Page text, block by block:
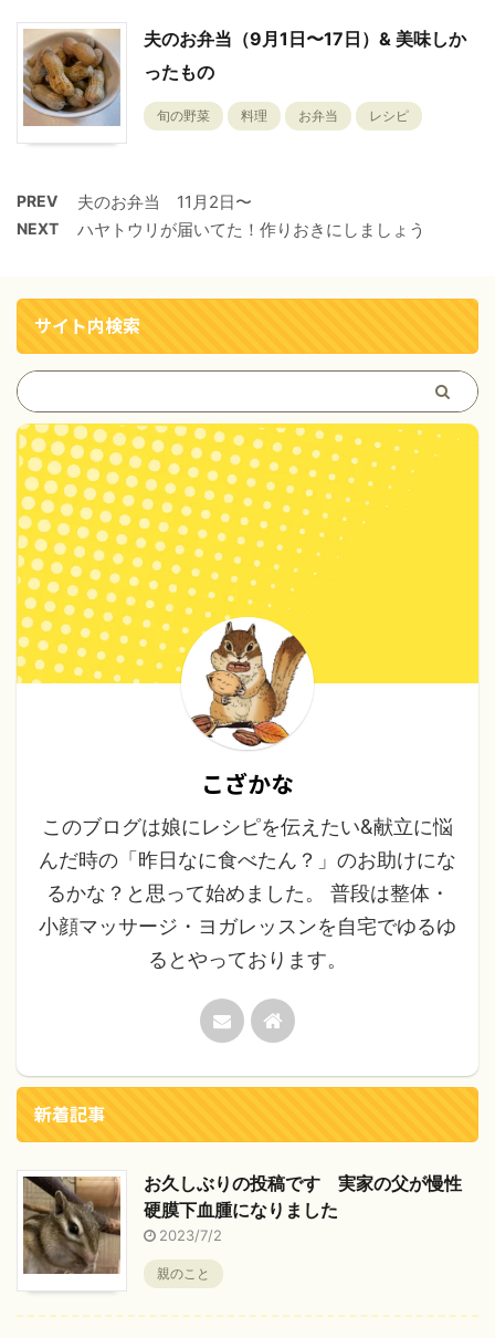
夫のお弁当（9月1日〜17日）& 美味しか
ったもの
旬の野菜 料理 お弁当 レシピ
PREV 夫のお弁当 11月2日〜
NEXT ハヤトウリが届いてた！作りおきにしましょう
サイト内検索
こざかな
このブログは娘にレシピを伝えたい&献立に悩
んだ時の「昨日なに食べたん？」のお助けにな
るかな？と思って始めました。 普段は整体・
小顔マッサージ・ヨガレッスンを自宅でゆるゆ
るとやっております。
新着記事
お久しぶりの投稿です 実家の父が慢性
硬膜下血腫になりました
2023/7/2
親のこと